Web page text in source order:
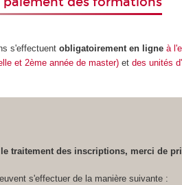
s'effectuentobligatoirement en ligne à
et 2ème année de master) etdes unités
traitement des inscriptions, merci de
s'effectuer de la manière suivante :